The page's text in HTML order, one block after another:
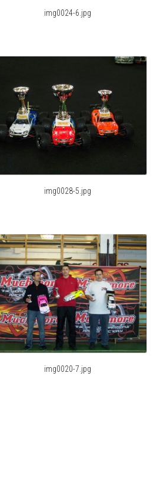
img0024-6.jpg
img0028-5.jpg
img0020-7.jpg